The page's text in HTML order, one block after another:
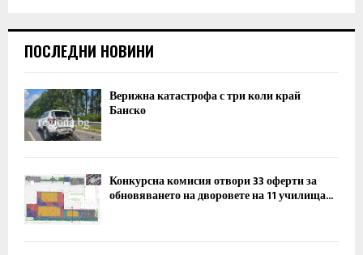
ПОСЛЕДНИ НОВИНИ
Верижна катастрофа с три коли край
Банско
Конкурсна комисия отвори 33 оферти за
обновяването на дворовете на 11 училища...